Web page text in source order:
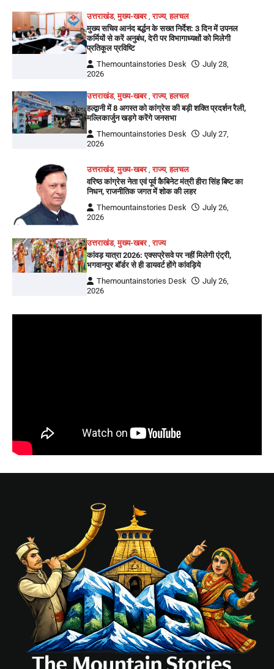
उत्तराखंड,मुख्य-खबर,राज्य,हलचल
मुख्य सचिव आनंद बर्द्धन के सख्त निर्देश: 3 दिन में उपनल
कर्मियों से करें अनुबंध, देरी पर विभागाध्यक्षों को मिलेगी
प्रतिकूल प्रविष्टि
Themountainstories Desk
July 28,
2026
उत्तराखंड,मुख्य-खबर,राज्य,हलचल
हल्द्वानी में 8 अगस्त को कांग्रेस की बड़ी शक्ति प्रदर्शन रैली,
मल्लिकार्जुन खड़गे करेंगे जनसभा
Themountainstories Desk
July 27,
2026
उत्तराखंड,मुख्य-खबर,राज्य,हलचल
वरिष्ठ कांग्रेस नेता एवं पूर्व कैबिनेट मंत्री हीरा सिंह बिष्ट का
निधन, राजनीतिक जगत में शोक की लहर
Themountainstories Desk
July 26,
2026
उत्तराखंड,मुख्य-खबर ,राज्य
कांवड़ यात्रा 2026: एक्सप्रेसवे पर नहीं मिलेगी एंट्री,
भगवानपुर बॉर्डर से ही डायवर्ट होंगे कांवड़िये
Themountainstories Desk
July 26,
2026